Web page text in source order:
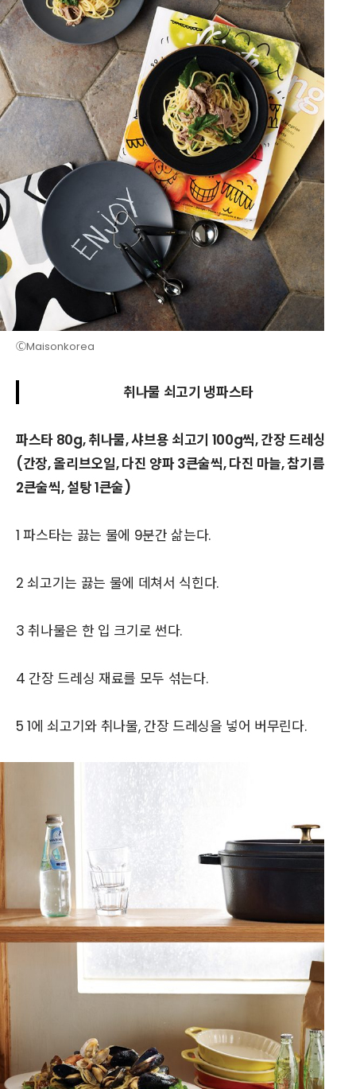
ⒸMaisonkorea
취나물 쇠고기 냉파스타
파스타 80g, 취나물, 샤브용 쇠고기 100g씩, 간장 드레싱
(간장, 올리브오일, 다진 양파 3큰술씩, 다진 마늘, 참기름
2큰술씩, 설탕 1큰술)
1 파스타는 끓는 물에 9분간 삶는다.
2 쇠고기는 끓는 물에 데쳐서 식힌다.
3 취나물은 한 입 크기로 썬다.
4 간장 드레싱 재료를 모두 섞는다.
5 1에 쇠고기와 취나물, 간장 드레싱을 넣어 버무린다.